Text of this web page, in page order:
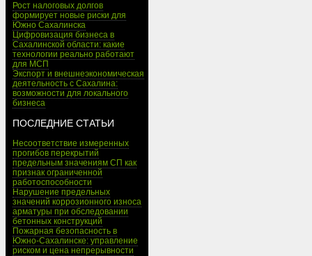
Рост налоговых долгов
формирует новые риски для
Южно Сахалинска
Цифровизация бизнеса в
Сахалинской области: какие
технологии реально работают
для МСП
Экспорт и внешнеэкономическая
деятельность с Сахалина:
возможности для локального
бизнеса
ПОСЛЕДНИЕ СТАТЬИ
Несоответствие измеренных
прогибов перекрытий
предельным значениям СП как
признак ограниченной
работоспособности
Нарушение предельных
значений коррозионного износа
арматуры при обследовании
бетонных конструкций
Пожарная безопасность в
Южно-Сахалинске: управление
риском и цена непрерывности